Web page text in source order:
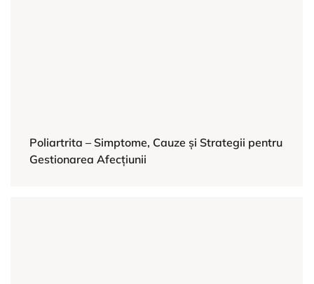
Poliartrita – Simptome, Cauze și Strategii pentru
Gestionarea Afecțiunii